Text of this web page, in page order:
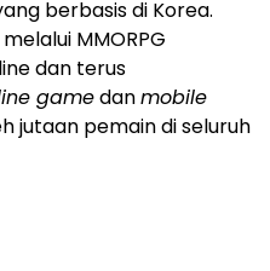
berbasis di Korea.
MMORPG
dan terus
gamedanmobile
jutaan pemain di seluruh